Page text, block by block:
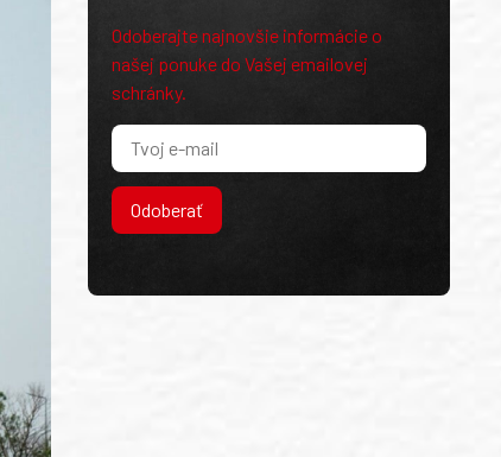
Odoberajte najnovšie informácie o
našej ponuke do Vašej emailovej
schránky.
Odoberať